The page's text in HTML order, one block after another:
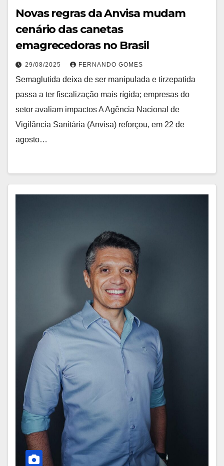
Novas regras da Anvisa mudam
cenário das canetas
emagrecedoras no Brasil
29/08/2025 FERNANDO GOMES
Semaglutida deixa de ser manipulada e tirzepatida
passa a ter fiscalização mais rígida; empresas do
setor avaliam impactos A Agência Nacional de
Vigilância Sanitária (Anvisa) reforçou, em 22 de
agosto…